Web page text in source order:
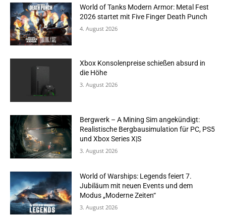
World of Tanks Modern Armor: Metal Fest
2026 startet mit Five Finger Death Punch
4. August 2026
Xbox Konsolenpreise schießen absurd in
die Höhe
3. August 2026
Bergwerk – A Mining Sim angekündigt:
Realistische Bergbausimulation für PC, PS5
und Xbox Series X|S
3. August 2026
World of Warships: Legends feiert 7.
Jubiläum mit neuen Events und dem
Modus „Moderne Zeiten“
3. August 2026